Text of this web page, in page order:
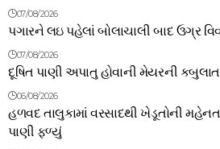
07/08/2026
પગારને લઇ પહેલાં બોલાચાલી બાદ ઉગ્ર
07/08/2026
દૂષિત પાણી અપાતુ હોવાની મેયરની કબુલાત
06/08/2026
હળવદ તાલુકામાં વરસાદથી ખેડૂતોની
પાણી ફળ્યું